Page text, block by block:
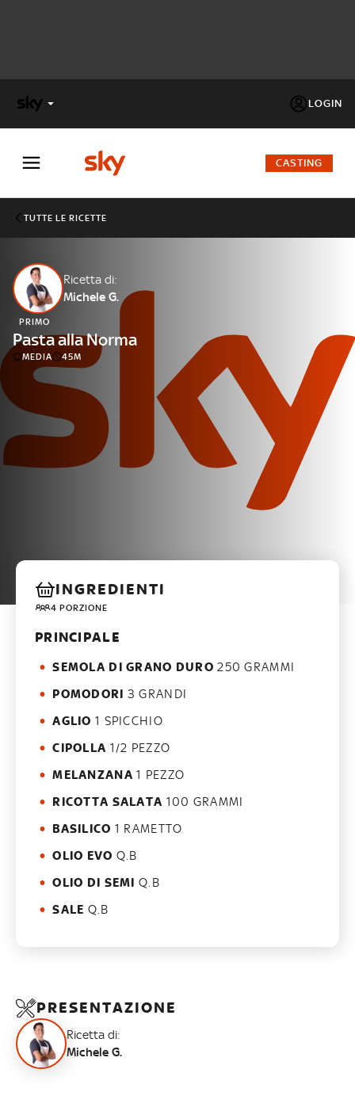
LOGIN
FACTOR
Cos’altro vedere:
PROGRAMMI SKY
Un mondo di offerte:
SKY.IT
NOW
CASTING
TUTTE LE RICETTE
Ricetta di:
Michele G.
PRIMO
Pasta alla Norma
MEDIA 45M
INGREDIENTI
4 PORZIONE
PRINCIPALE
SEMOLA DI GRANO DURO 250 GRAMMI
POMODORI 3 GRANDI
AGLIO 1 SPICCHIO
CIPOLLA 1/2 PEZZO
MELANZANA 1 PEZZO
RICOTTA SALATA 100 GRAMMI
BASILICO 1 RAMETTO
OLIO EVO Q.B
OLIO DI SEMI Q.B
SALE Q.B
PRESENTAZIONE
Ricetta di:
Michele G.